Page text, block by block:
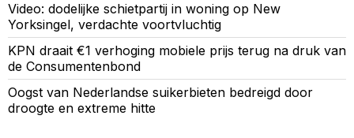
Video: dodelijke schietpartij in woning op New
Yorksingel, verdachte voortvluchtig
KPN draait €1 verhoging mobiele prijs terug na druk van
de Consumentenbond
Oogst van Nederlandse suikerbieten bedreigd door
droogte en extreme hitte